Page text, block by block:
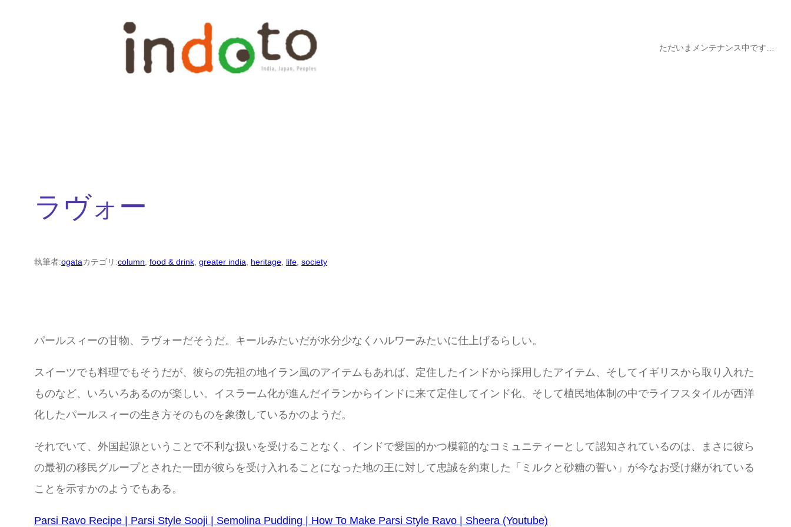
ただいまメンテナンス中です…
ラヴォー
執筆者:ogataカテゴリ:column food & drink greater india heritage life society
パールスィーの甘物、ラヴォーだそうだ。キールみたいだが水分少なくハルワーみたいに仕上げるらしい。
スイーツでも料理でもそうだが、彼らの先祖の地イラン風のアイテムもあれば、定住したインドから採用したアイテム、そしてイギリスから取り入れた
ものなど、いろいろあるのが楽しい。イスラーム化が進んだイランからインドに来て定住してインド化、そして植民地体制の中でライフスタイルが西洋
化したパールスィーの生き方そのものを象徴しているかのようだ。
それでいて、外国起源ということで不利な扱いを受けることなく、インドで愛国的かつ模範的なコミュニティーとして認知されているのは、まさに彼ら
の最初の移民グループとされた一団が彼らを受け入れることになった地の王に対して忠誠を約束した「ミルクと砂糖の誓い」が今なお受け継がれている
ことを示すかのようでもある。
Parsi Ravo Recipe | Parsi Style Sooji | Semolina Pudding | How To Make Parsi Style Ravo | Sheera (Youtube)